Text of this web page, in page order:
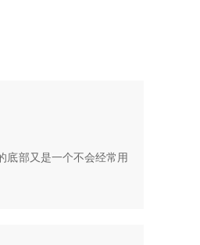
底部又是一个不会经常用